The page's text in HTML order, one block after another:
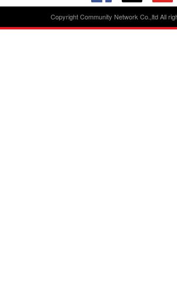
Copyright Community Network Co.,ltd All